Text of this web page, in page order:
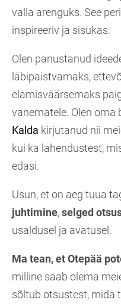
valla arenguks. See
inspireeriv ja sisukas.
Olen panustanud
läbipaistvamaks,
elamisväärsemaks
vanematele. Olen oma
Kalda kirjutanud nii
kui ka lahendustest,
edasi.
Usun, et on aeg tuua
juhtimine,selged
usaldusel ja avatusel.
Ma tean, et Otepää
milline saab olema
sõltub otsustest, mida